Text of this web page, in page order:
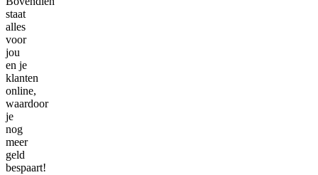
staat
alles
voor
jou
en je
klanten
online,
waardoor
je
nog
meer
geld
bespaart!